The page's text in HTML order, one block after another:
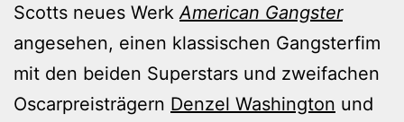
Scotts neues Werk American Gangster
angesehen, einen klassischen Gangsterfim
mit den beiden Superstars und zweifachen
Oscarpreisträgern Denzel Washington und